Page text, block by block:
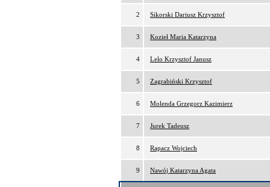
2 Sikorski Dariusz Krzysztof
3 Kozieł Maria Katarzyna
4 Lelo Krzysztof Janusz
5 Zagrabiński Krzysztof
6 Molenda Grzegorz Kazimierz
7 Jurek Tadeusz
8 Rapacz Wojciech
9 Nawój Katarzyna Agata